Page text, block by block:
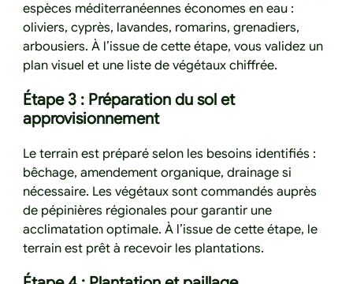
espèces méditerranéennes économes en eau :
oliviers, cyprès, lavandes, romarins, grenadiers,
arbousiers. À l’issue de cette étape, vous validez un
plan visuel et une liste de végétaux chiffrée.
Étape 3 : Préparation du sol et
approvisionnement
Le terrain est préparé selon les besoins identifiés :
bêchage, amendement organique, drainage si
nécessaire. Les végétaux sont commandés auprès
de pépinières régionales pour garantir une
acclimatation optimale. À l’issue de cette étape, le
terrain est prêt à recevoir les plantations.